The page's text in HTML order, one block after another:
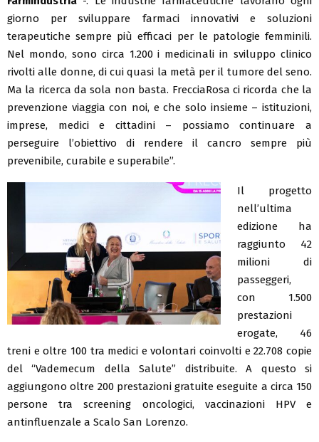
giorno per sviluppare farmaci innovativi e soluzioni
terapeutiche sempre più efficaci per le patologie femminili.
Nel mondo, sono circa 1.200 i medicinali in sviluppo clinico
rivolti alle donne, di cui quasi la metà per il tumore del seno.
Ma la ricerca da sola non basta. FrecciaRosa ci ricorda che la
prevenzione viaggia con noi, e che solo insieme – istituzioni,
imprese, medici e cittadini – possiamo continuare a
perseguire l’obiettivo di rendere il cancro sempre più
prevenibile, curabile e superabile”.
Il progetto
nell’ultima
edizione ha
raggiunto 42
milioni di
passeggeri,
con 1.500
prestazioni
erogate, 46
treni e oltre 100 tra medici e volontari coinvolti e 22.708 copie
del “Vademecum della Salute” distribuite. A questo si
aggiungono oltre 200 prestazioni gratuite eseguite a circa 150
persone tra screening oncologici, vaccinazioni HPV e
antinfluenzale a Scalo San Lorenzo.